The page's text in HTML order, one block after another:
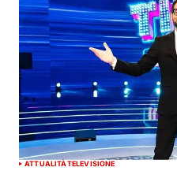
ATTUALITÀTELEVISIONE